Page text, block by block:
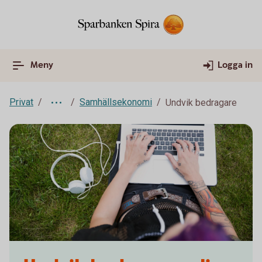
Meny Logga in
Privat Samhällsekonomi Undvik bedragare